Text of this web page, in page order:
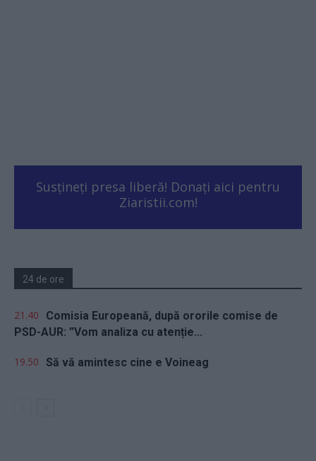
Susțineți presa liberă! Donați aici pentru
Ziaristii.com!
24 de ore
21.40
Comisia Europeană, după ororile comise de
PSD-AUR: ”Vom analiza cu atenție...
19.50 Să vă amintesc cine e Voineag